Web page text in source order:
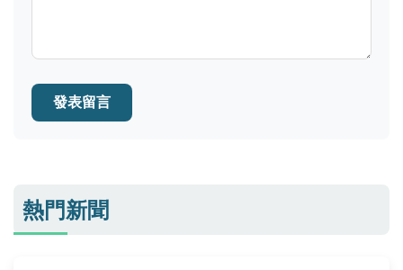
發表留言
熱門新聞